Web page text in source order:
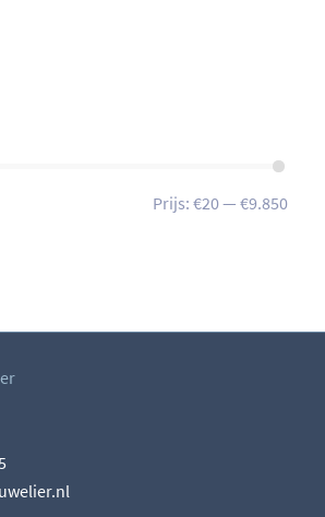
Prijs:€20—€9.850